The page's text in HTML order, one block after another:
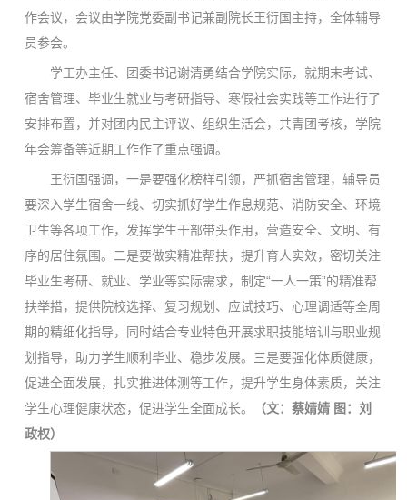
作会议，会议由学院党委副书记兼副院长王衍国主持，全体辅导
员参会。
学工办主任、团委书记谢清勇结合学院实际，就期末考试、
宿舍管理、毕业生就业与考研指导、寒假社会实践等工作进行了
安排布置，并对团内民主评议、组织生活会，共青团考核，学院
年会筹备等近期工作作了重点强调。
王衍国强调，一是要强化榜样引领，严抓宿舍管理，辅导员
要深入学生宿舍一线、切实抓好学生作息规范、消防安全、环境
卫生等各项工作，发挥学生干部带头作用，营造安全、文明、有
序的居住氛围。二是要做实精准帮扶，提升育人实效，密切关注
毕业生考研、就业、学业等实际需求，制定“一人一策”的精准帮
扶举措，提供院校选择、复习规划、应试技巧、心理调适等全周
期的精细化指导，同时结合专业特色开展求职技能培训与职业规
划指导，助力学生顺利毕业、稳步发展。三是要强化体质健康，
促进全面发展，扎实推进体测等工作，提升学生身体素质，关注
学生心理健康状态，促进学生全面成长。
（文： 蔡婧婧 图： 刘
政权）